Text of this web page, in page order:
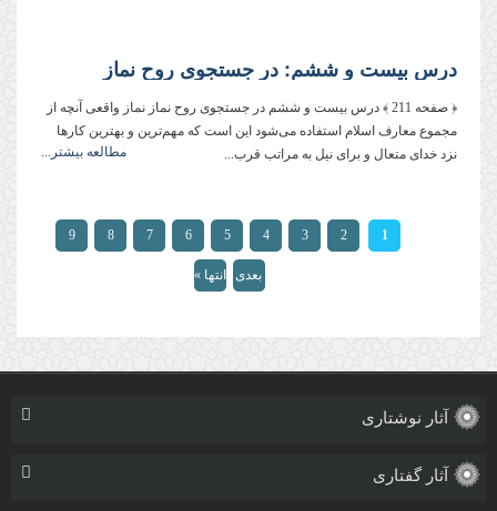
درس بیست و ششم: در جستجوى روح نماز
﴿ صفحه 211 ﴾ درس بیست و ششم در جستجوى روح نماز نماز واقعى آنچه از
مجموع معارف اسلام استفاده مى‌شود این است كه مهم‌ترین و بهترین كارها
نزد خداى متعال و براى نیل به مراتب قرب...
مطالعه بیشتر...
صفحه‌ها
1
2
3
4
5
6
7
8
9
بعدی انتها »
آثار نوشتاری
آثار گفتاری